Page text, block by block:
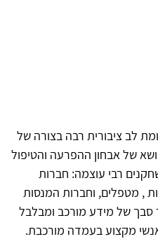
לב ציבורית רבה בצורה של
של אבחון ההפרעה והטיפול
רבי עוצמה: חברות
, מטפלים, וחברות המנסות
סבך של מידע מורכב ומבלבל
מקצוע בעמדה מורכבת.